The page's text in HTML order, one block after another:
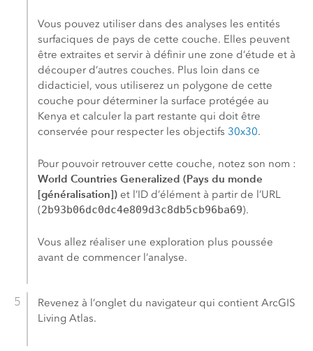
Vous pouvez utiliser dans des analyses les entités
surfaciques de pays de cette couche. Elles peuvent
être extraites et servir à définir une zone d’étude et à
découper d’autres couches. Plus loin dans ce
didacticiel, vous utiliserez un polygone de cette
couche pour déterminer la surface protégée au
Kenya et calculer la part restante qui doit être
conservée pour respecter les objectifs 30x30.
Pour pouvoir retrouver cette couche, notez son nom :
World Countries Generalized (Pays du monde
[généralisation]) et l’ID d’élément à partir de l’URL
(2b93b06dc0dc4e809d3c8db5cb96ba69).
Vous allez réaliser une exploration plus poussée
avant de commencer l’analyse.
Revenez à l’onglet du navigateur qui contientArcGIS
Living Atlas.